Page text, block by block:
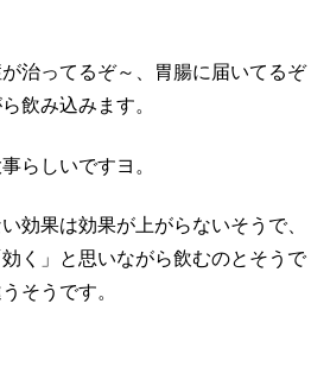
治ってるぞ～、胃腸に届いてるぞ
飲み込みます。
らしいですヨ。
効果は効果が上がらないそうで、
く」と思いながら飲むのとそうで
そうです。